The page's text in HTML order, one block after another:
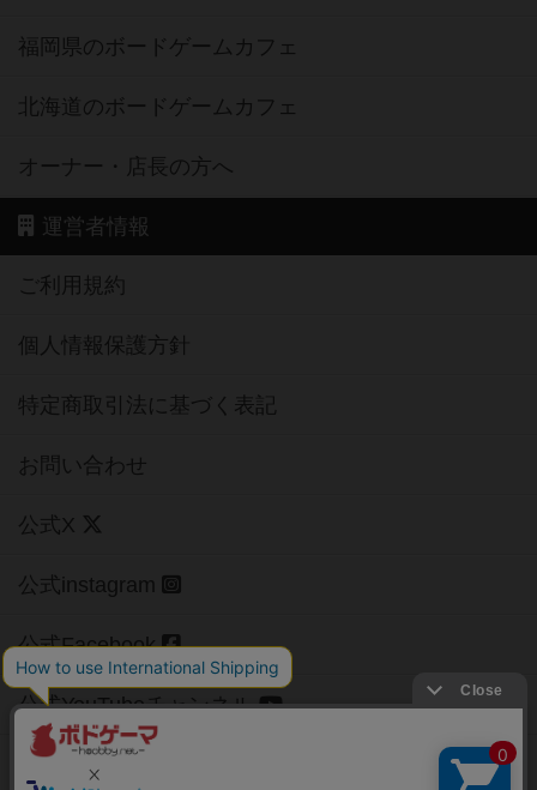
福岡県のボードゲームカフェ
北海道のボードゲームカフェ
オーナー・店長の方へ
運営者情報
ご利用規約
個人情報保護方針
特定商取引法に基づく表記
お問い合わせ
公式X
公式instagram
公式Facebook
公式YouTubeチャンネル